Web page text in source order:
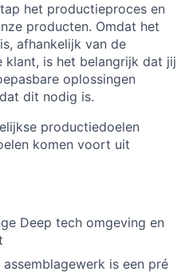
het productieproces en
producten. Omdat het
afhankelijk van de
klant, is het belangrijk dat jij
oplossingen
dit nodig is.
productiedoelen
komen voort uit
Deep tech omgeving en
is een pré